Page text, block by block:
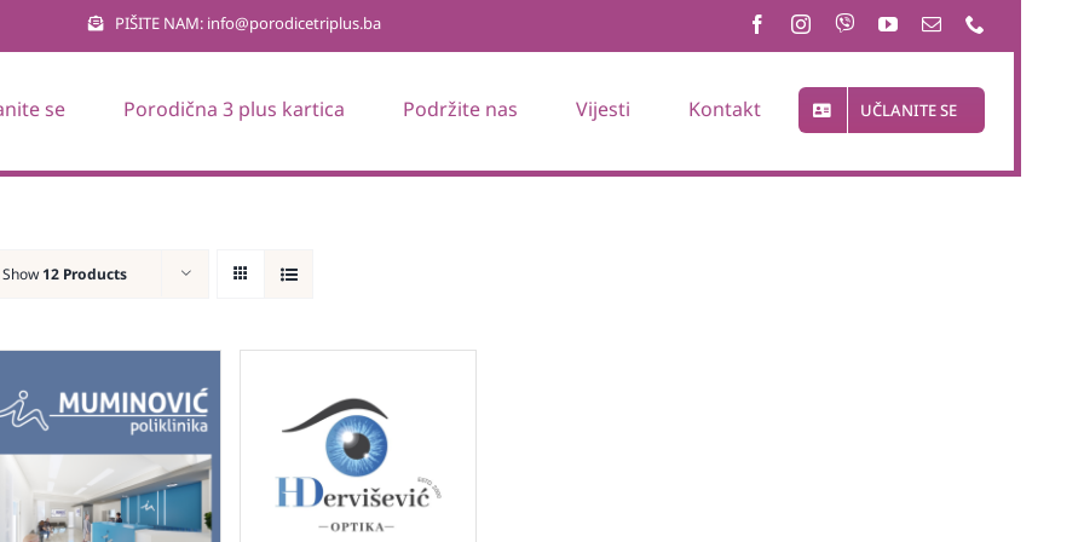
PIŠITE NAM: info@porodicetriplus.ba
se Porodična 3 plus kartica Podržite nas Vijesti Kontakt UČLANITE SE
Show 12 Products